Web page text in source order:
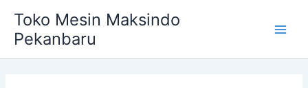
content
Toko Mesin Maksindo
Pekanbaru